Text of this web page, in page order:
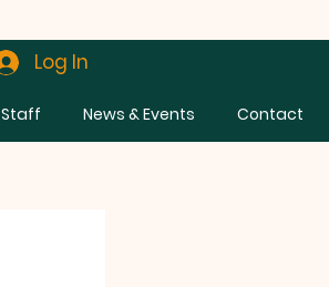
Log In
Staff News & Events Contact